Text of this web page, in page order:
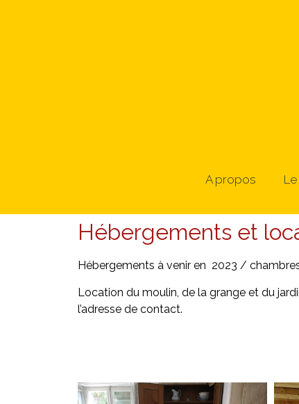
A propos
Hébergements et
Hébergements à venir en 2023 /
Location du moulin, de la grange et du
l’adresse de contact.